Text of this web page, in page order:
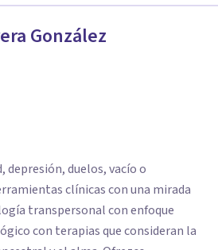
González
depresión, duelos, vacío o
clínicas con una mirada
transpersonal con enfoque
con terapias que consideran la